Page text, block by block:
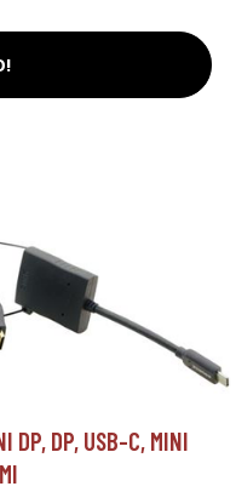
DP, DP, USB-C, MINI